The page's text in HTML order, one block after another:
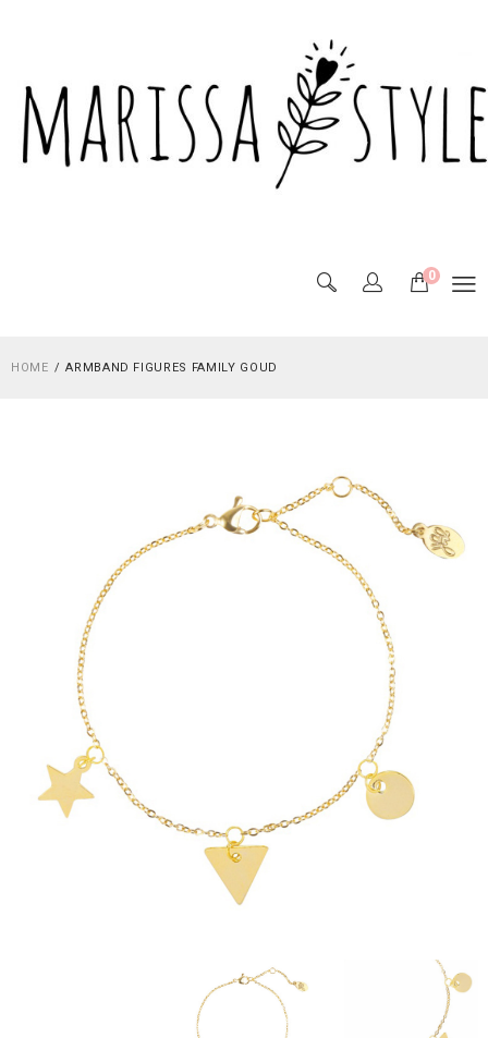
0
HOME ARMBAND FIGURES FAMILY GOUD